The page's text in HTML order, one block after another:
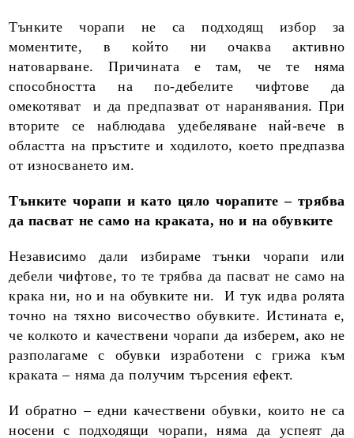
Тънките чорапи не са подходящ избор за
моментите, в който ни очаква активно
натоварване. Причината е там, че те няма
способността на по-дебелите чифтове да
омекотяват и да предпазват от наранявания. При
вторите се наблюдава удебеляване най-вече в
областта на пръстите и ходилото, което предпазва
от износването им.
Тънките чорапи и като цяло чорапите – трябва
да пасват не само на краката, но и на обувките
Независимо дали избираме тънки чорапи или
дебели чифтове, то те трябва да пасват не само на
крака ни, но и на обувките ни. И тук идва ролята
точно на тяхно височество обувките. Истината е,
че колкото и качествени чорапи да изберем, ако не
разполагаме с обувки изработени с грижа към
краката – няма да получим търсения ефект.
И обратно – едни качествени обувки, които не са
носени с подходящи чорапи, няма да успеят да